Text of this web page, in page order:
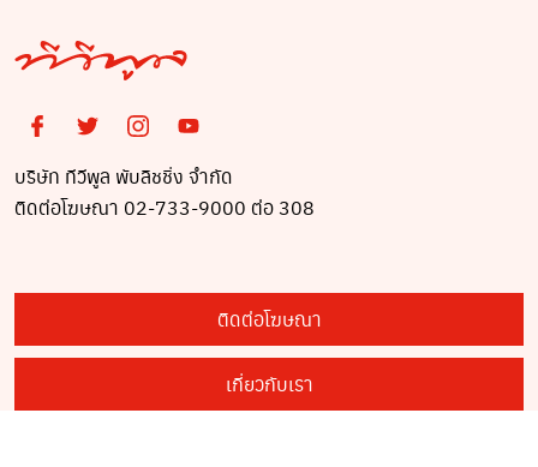
บริษัท ทีวีพูล พับลิชชิ่ง จำกัด
ติดต่อโฆษณา 02-733-9000 ต่อ 308
ติดต่อโฆษณา
เกี่ยวกับเรา